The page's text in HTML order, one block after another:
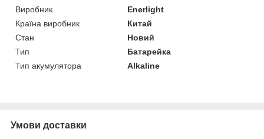
Виробник
Enerlight
Країна виробник
Китай
Стан
Новий
Тип
Батарейка
Тип акумулятора
Alkaline
Умови доставки